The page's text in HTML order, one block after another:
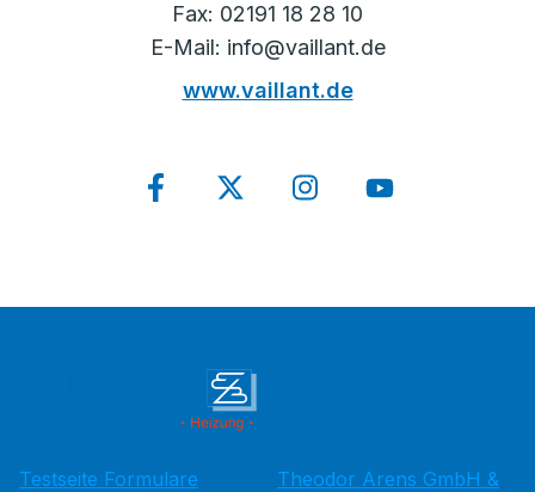
Fax: 02191 18 28 10
E-Mail: info@vaillant.de
www.vaillant.de
Testseite Formulare
Theodor Arens GmbH &